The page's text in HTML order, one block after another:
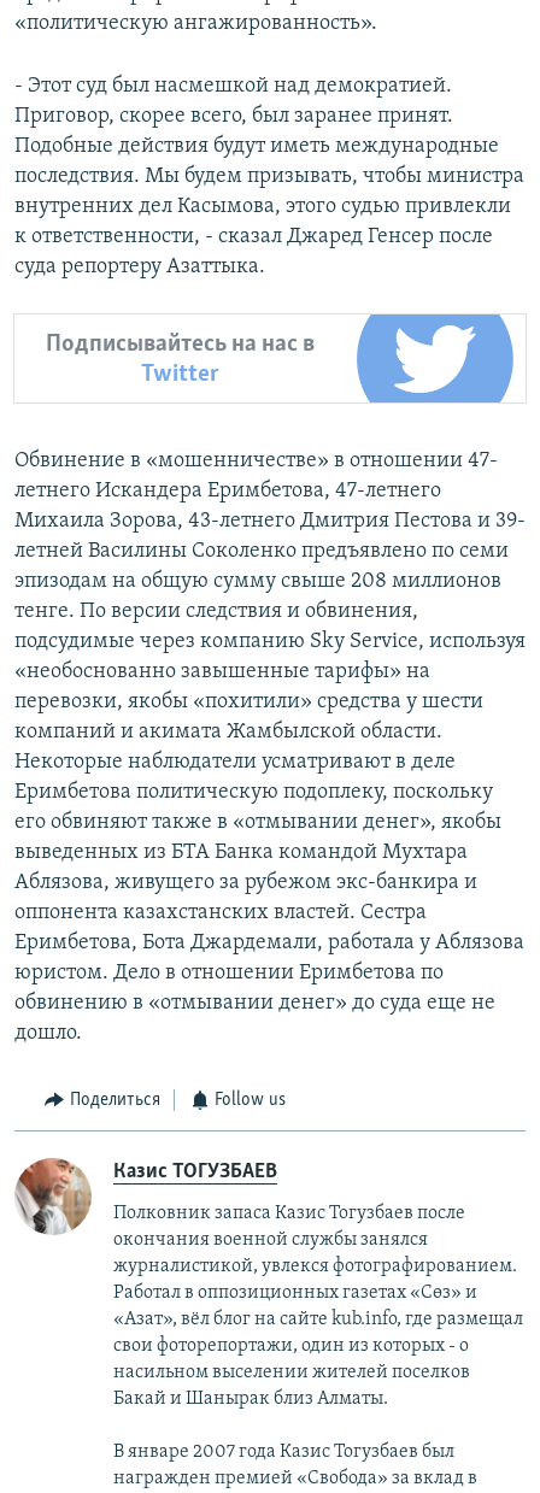
«политическую ангажированность».
- Этот суд был насмешкой над демократией.
Приговор, скорее всего, был заранее принят.
Подобные действия будут иметь международные
последствия. Мы будем призывать, чтобы министра
внутренних дел Касымова, этого судью привлекли
к ответственности, - сказал Джаред Генсер после
суда репортеру Азаттыка.
Подписывайтесь на нас в
Twitter
Обвинение в «мошенничестве» в отношении 47-
летнего Искандера Еримбетова, 47-летнего
Михаила Зорова, 43-летнего Дмитрия Пестова и 39-
летней Василины Соколенко предъявлено по семи
эпизодам на общую сумму свыше 208 миллионов
тенге. По версии следствия и обвинения,
подсудимые через компанию Sky Service, используя
«необоснованно завышенные тарифы» на
перевозки, якобы «похитили» средства у шести
компаний и акимата Жамбылской области.
Некоторые наблюдатели усматривают в деле
Еримбетова политическую подоплеку, поскольку
его обвиняют также в «отмывании денег», якобы
выведенных из БТА Банка командой Мухтара
Аблязова, живущего за рубежом экс-банкира и
оппонента казахстанских властей. Сестра
Еримбетова, Бота Джардемали, работала у Аблязова
юристом. Дело в отношении Еримбетова по
обвинению в «отмывании денег» до суда еще не
дошло.
Поделиться Follow us
Казис ТОГУЗБАЕВ
Полковник запаса Казис Тогузбаев после
окончания военной службы занялся
журналистикой, увлекся фотографированием.
Работал в оппозиционных газетах «Сөз» и
«Азат», вёл блог на сайте kub.info, где размещал
свои фоторепортажи, один из которых - о
насильном выселении жителей поселков
Бакай и Шанырак близ Алматы.
В январе 2007 года Казис Тогузбаев был
награжден премией «Свобода» за вклад в